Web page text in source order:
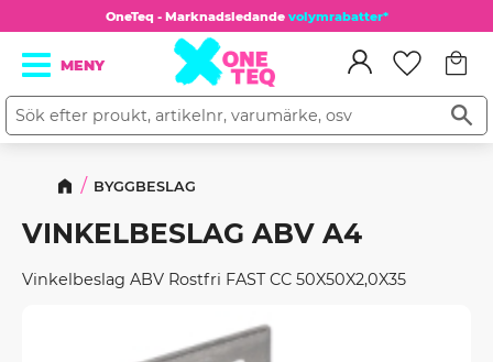
Meny
OneTeq - Marknadsledande volymrabatter*
BYGGBESLAG
VINKELBESLAG ABV A4
Vinkelbeslag ABV Rostfri FAST CC 50X50X2,0X35